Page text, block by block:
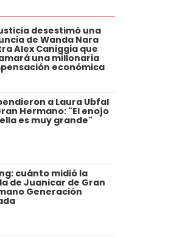
desestimó una
de Wanda Nara
Alex Caniggia que
una millonaria
económica
a Laura Ubfal
Hermano: "El enojo
es muy grande"
cuánto midió la
de Juanicar de Gran
Generación